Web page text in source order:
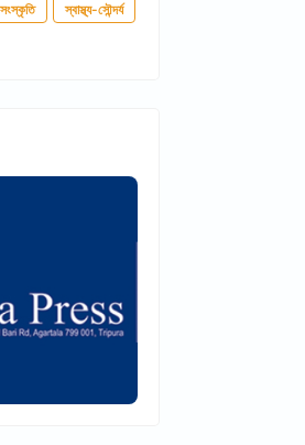
স্বাস্থ্য-সৌন্দর্য